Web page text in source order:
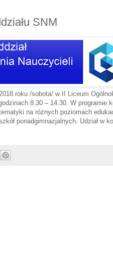
SNM
roku /sobota/ w II Liceum
8.30 – 14.30. W programie
na różnych poziomach
ponadgimnazjalnych. Udział w